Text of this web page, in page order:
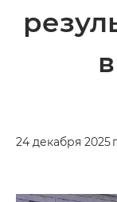
24 декабря 2025